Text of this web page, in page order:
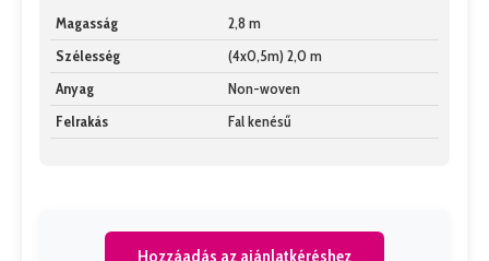
Magasság
2,8 m
Szélesség
(4x0,5m) 2,0 m
Anyag
Non-woven
Felrakás
Fal kenésű
Hozzáadás az ajánlatkéréshez